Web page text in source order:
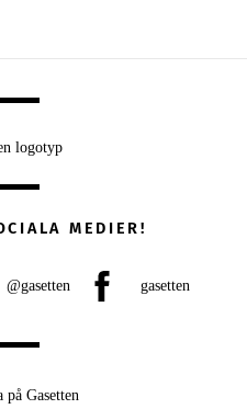
MEDIER!
@gasetten gasetten
på Gasetten